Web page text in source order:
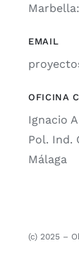
EMAIL
OFICINA
Ignacio
Pol. Ind.
Málaga
(c) 2025 –